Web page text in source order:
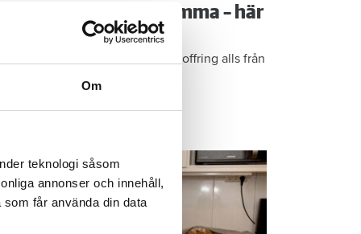
Om
teknologi såsom
annonser och innehåll,
får använda din data
sparar du vatten hemma – här
Kristins bästa tips
är enkla: ”Det är ingen uppoffring alls från